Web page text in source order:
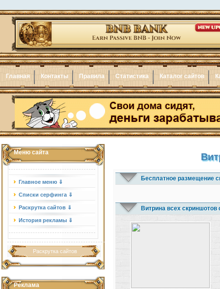
Главная Контакты Правила Статистика Каталог сайтов
Меню сайта
Главное меню ⇓
Списки серфинга ⇓
Раскрутка сайтов ⇓
История рекламы ⇓
Раскрутка сайтов
Реклама
Бесплатное размещение
Витрина всех скриншотов